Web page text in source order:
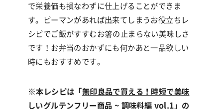
で栄養価も損なわずに仕上げることができま
す。ピーマンがあれば出来てしまうお役立ちレ
シピでご飯がすすむお箸の止まらない美味しさ
です！お弁当のおかずにも何かあと一品欲しい
時にもおすすめです。
※本レシピは「無印良品で買える！時短で美味
しいグルテンフリー商品 ~ 調味料編 vol.1 」の